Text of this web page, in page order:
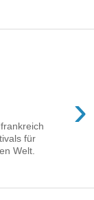
›
für
Welt.